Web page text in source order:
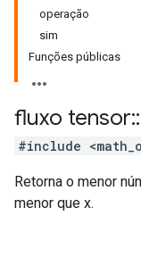
operação
sim
Funções públicas
fluxo tensor::
#include
Retorna o menor
menor que x.